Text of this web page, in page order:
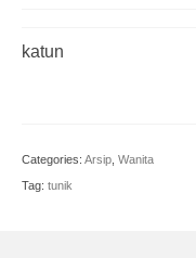
Jurnal
katun
Categories: Arsip, Wanita
Tag: tunik